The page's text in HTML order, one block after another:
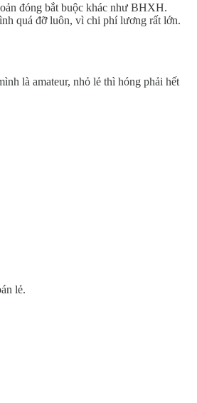
đóng bắt buộc khác như BHXH.
quá đỡ luôn, vì chi phí lương rất lớn.
là amateur, nhỏ lẻ thì hóng phải hết
lẻ.